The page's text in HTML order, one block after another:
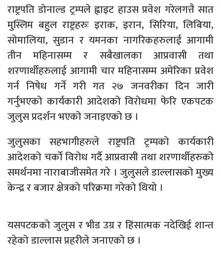
राष्ट्रपति डोनाल्ड ट्रम्पले ह्वाइट हाउस प्रवेश गरेलगत्तै सात
मुस्लिम बहुल राष्ट्रहरुः इराक, इरान, सिरिया, लिबिया,
सोमालिया, सुडान र यमनका नागरिकहरुलाई आगामी
तीन महिनासम्म र सबैखालका आप्रवासी तथा
शरणार्थीहरुलाई आगामी चार महिनासम्म अमेरिका प्रवेश
गर्न निषेध गर्ने गरी गत २७ जनवरीका दिन जारी
गर्नुभएको कार्यकारी आदेशको विरोधमा फेरि एकपटक
जुलुस प्रदर्शन भएको जनाइएको छ ।
जुलुसका सहभागीहरुले राष्ट्रपति ट्रम्पको कार्यकारी
आदेशको चर्को विरोध गर्दै आप्रवासी तथा शरणार्थीहरुको
समर्थनमा नाराबाजीसमेत गरे । जुलुसले डाल्लासको मुख्य
केन्द्र र बजार क्षेत्रको परिक्रमा गरेको थियो ।
यसपटकको जुलुस र भीड उग्र र हिंसात्मक नदेखिई शान्त
रहेको डाल्लास प्रहरीले जनाएको छ ।